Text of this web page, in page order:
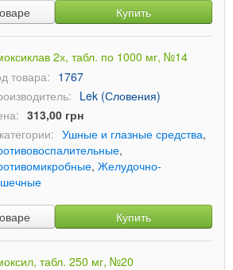
Купить
2х, табл. по 1000 мг, №14
товара: 1767
Lek (Словения)
313,00 грн
Ушные и глазные средства,
,
, Желудочно-
Купить
табл. 250 мг, №20